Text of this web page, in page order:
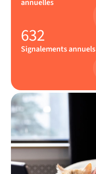
annuelles
632
Signalements annuels